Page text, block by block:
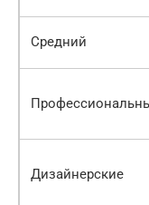
Средний
Дизайнерские